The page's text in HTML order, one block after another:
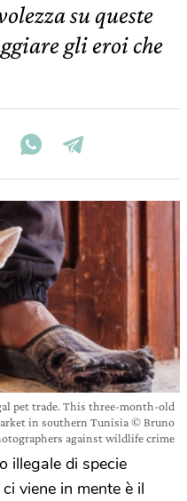
su queste
gli eroi che
pet trade. This three-month-old
in southern Tunisia © Bruno
against wildlife crime
illegale di specie
viene in mente è il